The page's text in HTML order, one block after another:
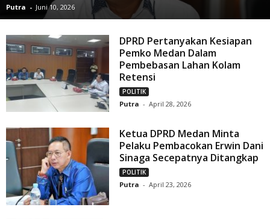
Putra - Juni 10, 2026
DPRD Pertanyakan Kesiapan
Pemko Medan Dalam
Pembebasan Lahan Kolam
Retensi
POLITIK
Putra - April 28, 2026
Ketua DPRD Medan Minta
Pelaku Pembacokan Erwin Dani
Sinaga Secepatnya Ditangkap
POLITIK
Putra - April 23, 2026